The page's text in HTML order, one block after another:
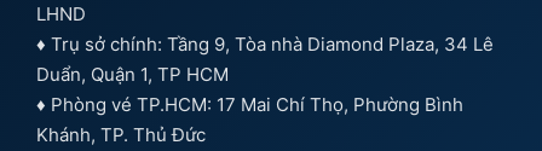
LHND
♦ Trụ sở chính: Tầng 9, Tòa nhà Diamond Plaza, 34 Lê
Duẩn, Quận 1, TP HCM
♦ Phòng vé TP.HCM: 17 Mai Chí Thọ, Phường Bình
Khánh, TP. Thủ Đức